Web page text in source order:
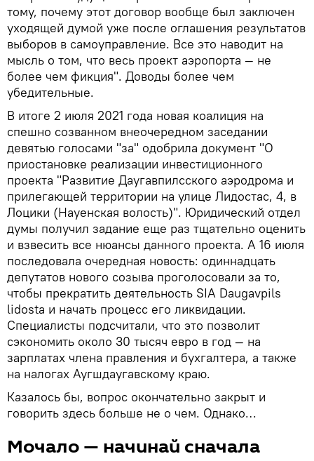
тому, почему этот договор вообще был заключен
уходящей думой уже после оглашения результатов
выборов в самоуправление. Все это наводит на
мысль о том, что весь проект аэропорта — не
более чем фикция". Доводы более чем
убедительные.
В итоге 2 июля 2021 года новая коалиция на
спешно созванном внеочередном заседании
девятью голосами "за" одобрила документ "О
приостановке реализации инвестиционного
проекта "Развитие Даугавпилсского аэродрома и
прилегающей территории на улице Лидостас, 4, в
Лоцики (Науенская волость)". Юридический отдел
думы получил задание еще раз тщательно оценить
и взвесить все нюансы данного проекта. А 16 июля
последовала очередная новость: одиннадцать
депутатов нового созыва проголосовали за то,
чтобы прекратить деятельность SIA Daugavpils
lidosta и начать процесс его ликвидации.
Специалисты подсчитали, что это позволит
сэкономить около 30 тысяч евро в год — на
зарплатах члена правления и бухгалтера, а также
на налогах Аугшдаугавскому краю.
Казалось бы, вопрос окончательно закрыт и
говорить здесь больше не о чем. Однако…
Мочало — начинай сначала